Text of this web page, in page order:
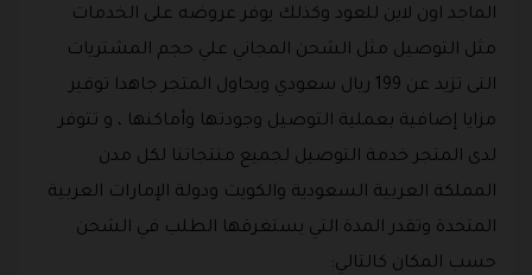
الماجد اون لاين للعود وكذلك يوفر عروضه على الخدمات
مثل التوصيل مثل الشحن المجاني علي حجم المشتريات
التى تزيد عن 199 ريال سعودي ويحاول المتجر جاهدا توفير
مزايا إضافية بعملية التوصيل وجودتها وأماكنها ، و تتوفر
لدى المتجر خدمة التوصيل لجميع منتجاتنا لكل مدن
المملكة العربية السعودية والكويت ودولة الإمارات العربية
المتحدة وتقدر المدة التي يستغرقها الطلب في الشحن
حسب المكان كالتالي: